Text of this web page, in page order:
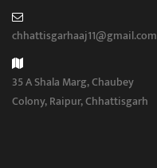
chhattisgarhaaj11@gmail.com
35 A Shala Marg, Chaubey
Colony, Raipur, Chhattisgarh